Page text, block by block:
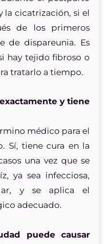
la cicatrización, si el
de los primeros
de dispareunia. Es
hay tejido fibroso o
tratarlo a tiempo.
y tiene
médico para el
Sí, tiene cura en la
una vez que se
ya sea infecciosa,
y se aplica el
adecuado.
puede causar